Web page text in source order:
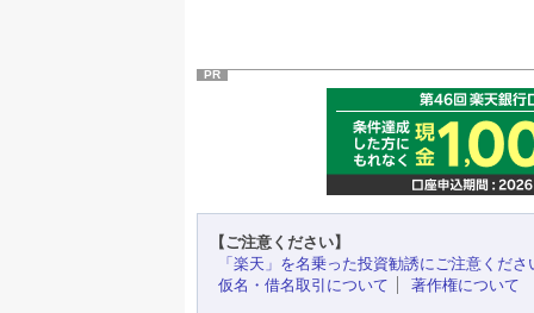
PR
【ご注意ください】
「楽天」を名乗った投資勧誘にご注意くださ
仮名・借名取引について
著作権について